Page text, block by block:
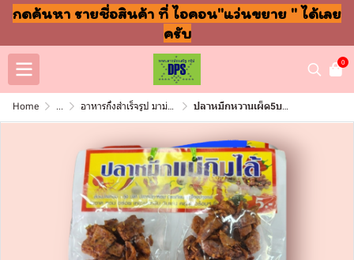
กดค้นหา รายชื่อสินค้า ที่ ไอคอน"แว่นขยาย " ได้เลย
ครับ
0
Home ... อาหารกึ่งสำเร็จรูป มาม่า ปลากระป๋อง ปลาหมึกหวานเผ็ด5บาท (โหล)